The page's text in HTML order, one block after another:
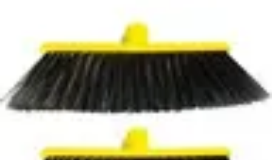
tendenciasciberseguridad
Innovación Futurista